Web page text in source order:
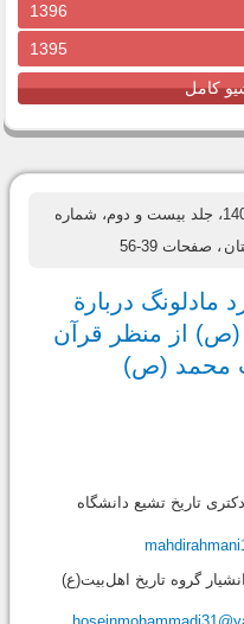
1396
1395
کامل
تاریخ اسلام در آینه پژوهش، سال 1404، جلد بیست و دوم، شماره
، صفحات 39-56
مادلونگ دربارة
(ص) از منظر قرآن
محمد (ص)
تاریخ تشیع دانشگاه
گروه تاریخ اهل‌بیت(ع)